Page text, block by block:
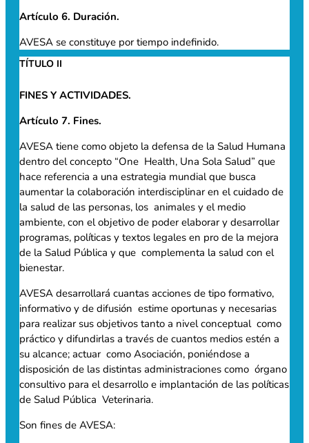
Artículo 6. Duración.
AVESA se constituye por tiempo indefinido.
TÍTULO II
FINES Y ACTIVIDADES.
Artículo 7. Fines.
AVESA tiene como objeto la defensa de la Salud Humana
dentro del concepto “One Health, Una Sola Salud” que
hace referencia a una estrategia mundial que busca
aumentar la colaboración interdisciplinar en el cuidado de
la salud de las personas, los animales y el medio
ambiente, con el objetivo de poder elaborar y desarrollar
programas, políticas y textos legales en pro de la mejora
de la Salud Pública y que complementa la salud con el
bienestar.
AVESA desarrollará cuantas acciones de tipo formativo,
informativo y de difusión estime oportunas y necesarias
para realizar sus objetivos tanto a nivel conceptual como
práctico y difundirlas a través de cuantos medios estén a
su alcance; actuar como Asociación, poniéndose a
disposición de las distintas administraciones como órgano
consultivo para el desarrollo e implantación de las políticas
de Salud Pública Veterinaria.
Son fines de AVESA: